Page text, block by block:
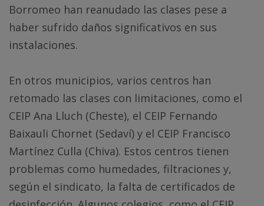
Borromeo han reanudado las clases pese a
haber sufrido daños significativos en sus
instalaciones.
En otros municipios, varios centros han
retomado las clases con limitaciones, como el
CEIP Ana Lluch (Cheste), el CEIP Fernando
Baixauli Chornet (Sedaví) y el CEIP Francisco
Martínez Culla (Chiva). Estos centros tienen
problemas como humedades, filtraciones y,
según el sindicato, la falta de certificados de